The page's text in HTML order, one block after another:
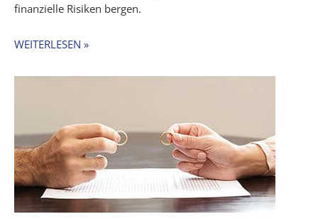
finanzielle Risiken bergen.
WEITERLESEN »